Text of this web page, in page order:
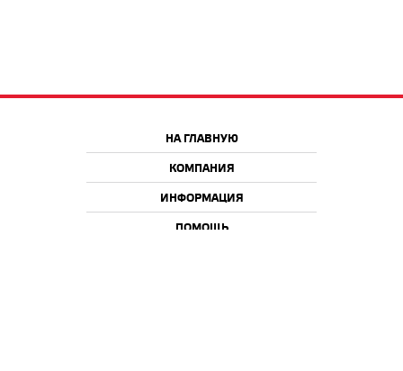
НА ГЛАВНУЮ
КОМПАНИЯ
ИНФОРМАЦИЯ
ПОМОЩЬ